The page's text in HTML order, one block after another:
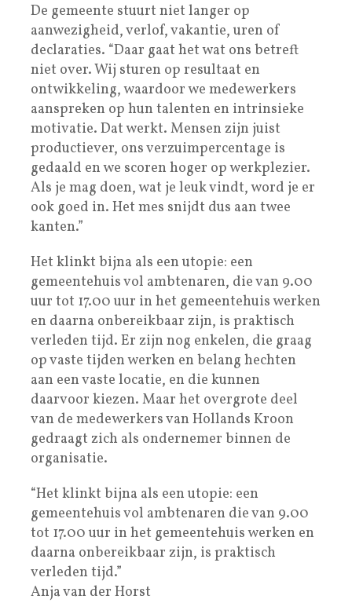
De gemeente stuurt niet langer op
aanwezigheid, verlof, vakantie, uren of
declaraties. “Daar gaat het wat ons betreft
niet over. Wij sturen op resultaat en
ontwikkeling, waardoor we medewerkers
aanspreken op hun talenten en intrinsieke
motivatie. Dat werkt. Mensen zijn juist
productiever, ons verzuimpercentage is
gedaald en we scoren hoger op werkplezier.
Als je mag doen, wat je leuk vindt, word je er
ook goed in. Het mes snijdt dus aan twee
kanten.”
Het klinkt bijna als een utopie: een
gemeentehuis vol ambtenaren, die van 9.00
uur tot 17.00 uur in het gemeentehuis werken
en daarna onbereikbaar zijn, is praktisch
verleden tijd. Er zijn nog enkelen, die graag
op vaste tijden werken en belang hechten
aan een vaste locatie, en die kunnen
daarvoor kiezen. Maar het overgrote deel
van de medewerkers van Hollands Kroon
gedraagt zich als ondernemer binnen de
organisatie.
“Het klinkt bijna als een utopie: een
gemeentehuis vol ambtenaren die van 9.00
tot 17.00 uur in het gemeentehuis werken en
daarna onbereikbaar zijn, is praktisch
verleden tijd.”
Anja van der Horst